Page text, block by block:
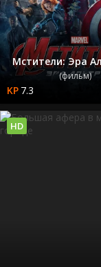
Мстители: Эра
(фильм)
7.3
HD